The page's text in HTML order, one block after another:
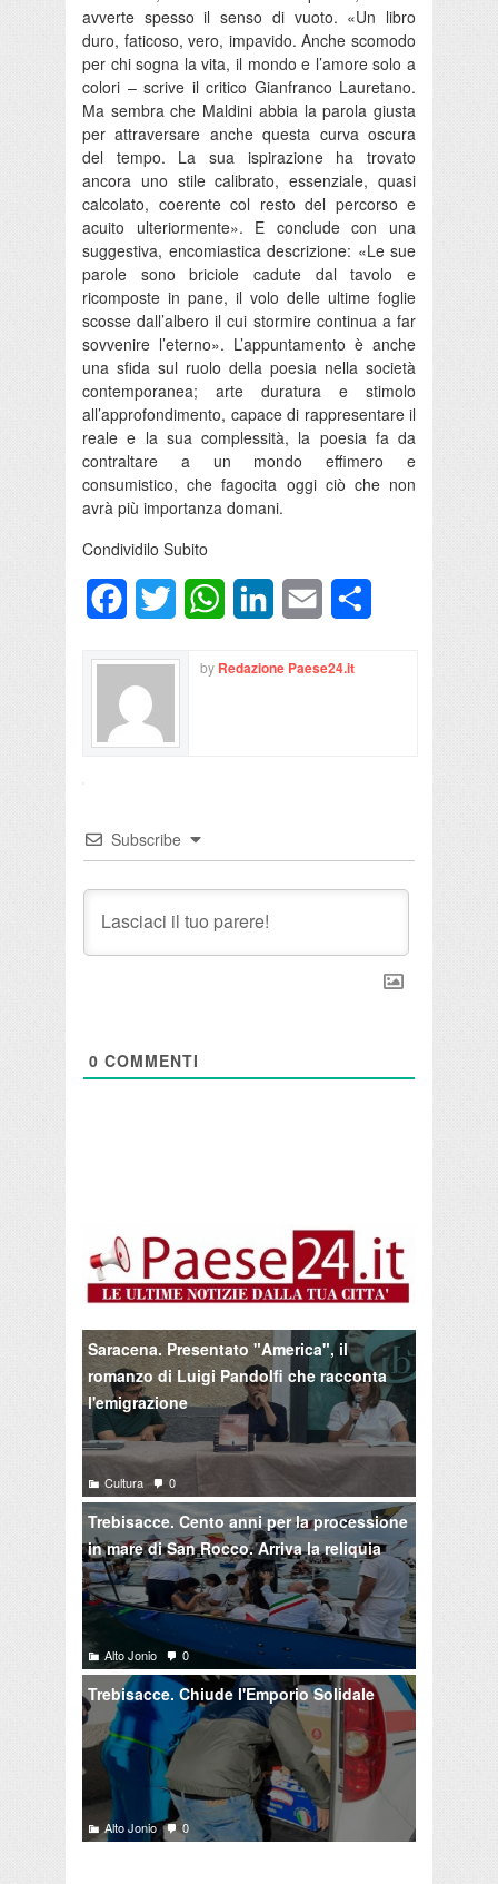
avverte spesso il senso di vuoto. «Un libro
duro, faticoso, vero, impavido. Anche scomodo
per chi sogna la vita, il mondo e l’amore solo a
colori – scrive il critico Gianfranco Lauretano.
Ma sembra che Maldini abbia la parola giusta
per attraversare anche questa curva oscura
del tempo. La sua ispirazione ha trovato
ancora uno stile calibrato, essenziale, quasi
calcolato, coerente col resto del percorso e
acuito ulteriormente». E conclude con una
suggestiva, encomiastica descrizione: «Le sue
parole sono briciole cadute dal tavolo e
ricomposte in pane, il volo delle ultime foglie
scosse dall’albero il cui stormire continua a far
sovvenire l’eterno». L’appuntamento è anche
una sfida sul ruolo della poesia nella società
contemporanea; arte duratura e stimolo
all’approfondimento, capace di rappresentare il
reale e la sua complessità, la poesia fa da
contraltare a un mondo effimero e
consumistico, che fagocita oggi ciò che non
avrà più importanza domani.
Condividilo Subito
FacebookTwitter WhatsAppLinkedInEmail
by Redazione Paese24.it
Subscribe
0 COMMENTI
Saracena. Presentato "America", il
romanzo di Luigi Pandolfi che racconta
l'emigrazione
Cultura 0
Trebisacce. Cento anni per la processione
in mare di San Rocco. Arriva la reliquia
Alto Jonio 0
Trebisacce. Chiude l'Emporio Solidale
Alto Jonio 0